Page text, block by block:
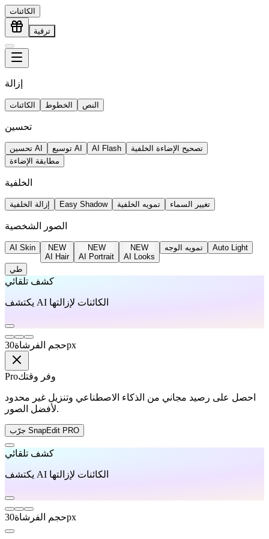
الكائنات
ترقية
إزالة
الكائنات الخطوط النص
تحسين
تحسين AI توسيع AI AI Flash
تصحيح الإضاءة الخلفية
مطابقة الإضاءة
الخلفية
إزالة الخلفية Easy Shadow تمويه الخلفية تغيير السماء
الصور الشخصية
AI Skin
NEW
AI Hair
NEW
AI Portrait
NEW
AI Looks
تمويه الوجه Auto Light
طي
كشف تلقائي
يكتشف AI الكائنات لإزالتها
حجم الفرشاة30 px
Proوفر وقتك
احصل على رصيد مجاني من الذكاء الاصطناعي وتنزيل غير محدود
لأفضل الصور.
جرّب SnapEdit PRO
كشف تلقائي
يكتشف AI الكائنات لإزالتها
حجم الفرشاة30 px